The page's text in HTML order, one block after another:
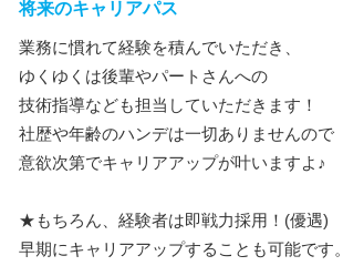
将来のキャリアパス
業務に慣れて経験を積んでいただき、
ゆくゆくは後輩やパートさんへの
技術指導なども担当していただきます！
社歴や年齢のハンデは一切ありませんので
意欲次第でキャリアアップが叶いますよ♪
★もちろん、経験者は即戦力採用！(優遇)
早期にキャリアアップすることも可能です。